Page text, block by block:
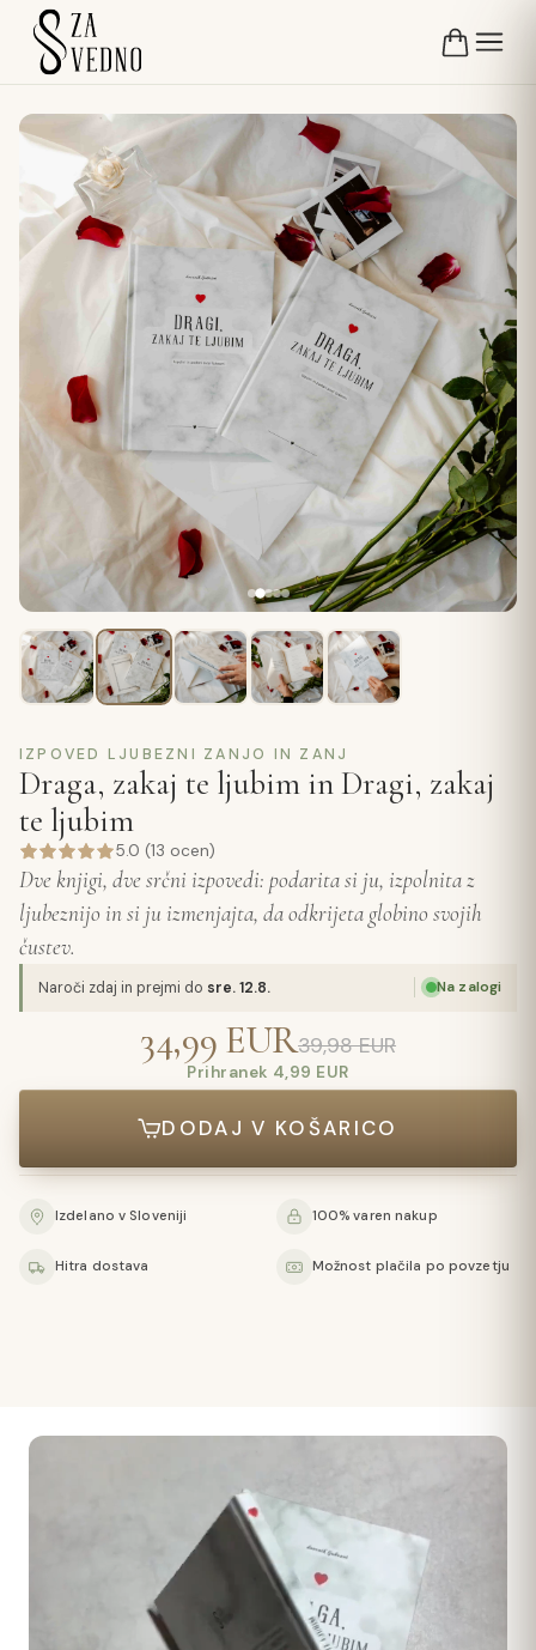
IZPOVED LJUBEZNI ZANJO IN ZANJ
Draga, zakaj te ljubim in Dragi, zakaj
te ljubim
5.0 (13 ocen)
Dve knjigi, dve srčni izpovedi: podarita si ju, izpolnita z
ljubeznijo in si ju izmenjajta, da odkrijeta globino svojih
čustev.
Naroči zdaj in prejmi do sre. 12.8. Na zalogi
34,99 EUR39,98 EUR
Prihranek 4,99 EUR
DODAJ V KOŠARICO
Izdelano v Sloveniji 100% varen nakup
Hitra dostava Možnost plačila po povzetju